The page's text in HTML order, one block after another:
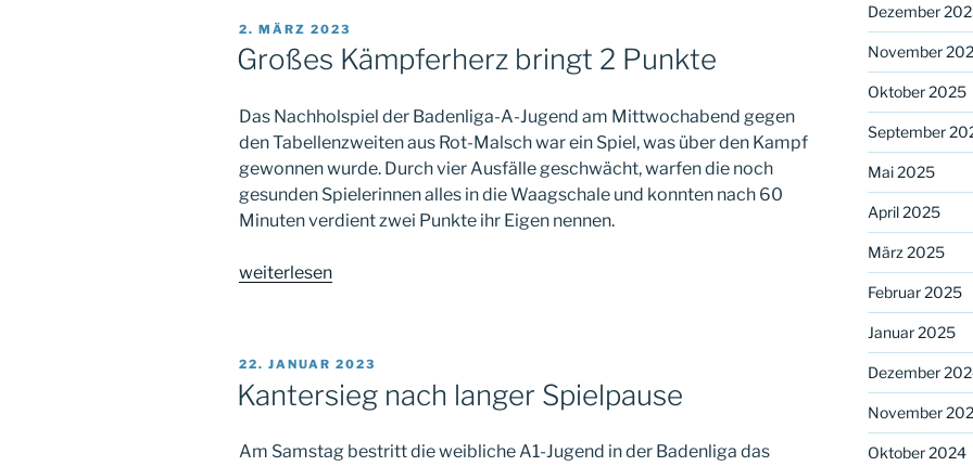
und
wieder
Punkte“
VERÖFFENTLICHT
AM
2. MÄRZ 2023
Großes Kämpferherz bringt 2 Punkte
Das Nachholspiel der Badenliga-A-Jugend am Mittwochabend gegen
den Tabellenzweiten aus Rot-Malsch war ein Spiel, was über den Kampf
gewonnen wurde. Durch vier Ausfälle geschwächt, warfen die noch
gesunden Spielerinnen alles in die Waagschale und konnten nach 60
Minuten verdient zwei Punkte ihr Eigen nennen.
„Großes
Punkte“
weiterlesen
VERÖFFENTLICHT
AM
22. JANUAR 2023
Kantersieg nach langer Spielpause
Am Samstag bestritt die weibliche A1-Jugend in der Badenliga das
Dezember
November
Oktober 2025
September
Mai 2025
April 2025
März 2025
Februar 2025
Januar 2025
Dezember
November
Oktober 2024